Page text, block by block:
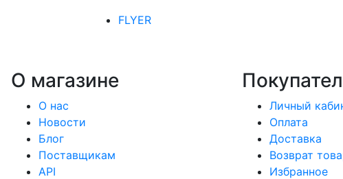
FLYER
О магазине
О нас
Новости
Блог
Поставщикам
API
Личный
Оплата
Доставка
Возврат
Избранное